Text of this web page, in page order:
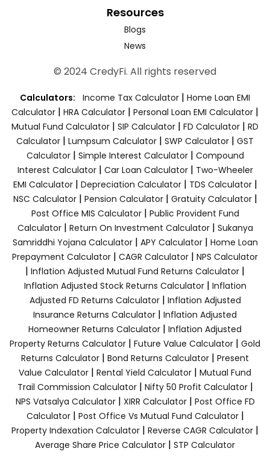
Resources
Blogs
News
© 2024 CredyFi. All rights reserved
Calculators: Income Tax Calculator | Home Loan EMI
Calculator | HRA Calculator | Personal Loan EMI Calculator |
Mutual Fund Calculator | SIP Calculator | FD Calculator | RD
Calculator | Lumpsum Calculator | SWP Calculator | GST
Calculator| Simple Interest Calculator| Compound
Interest Calculator| Car Loan Calculator| Two-Wheeler
EMI Calculator| Depreciation Calculator| TDS Calculator|
NSC Calculator| Pension Calculator| Gratuity Calculator|
Post Office MIS Calculator| Public Provident Fund
Calculator| Return On Investment Calculator| Sukanya
Samriddhi Yojana Calculator| APY Calculator| Home Loan
Prepayment Calculator | CAGR Calculator | NPS Calculator
| Inflation Adjusted Mutual Fund Returns Calculator |
Inflation Adjusted Stock Returns Calculator| Inflation
Adjusted FD Returns Calculator| Inflation Adjusted
Insurance Returns Calculator | Inflation Adjusted
Homeowner Returns Calculator | Inflation Adjusted
Property Returns Calculator | Future Value Calculator | Gold
Returns Calculator | Bond Returns Calculator | Present
Value Calculator | Rental Yield Calculator | Mutual Fund
Trail Commission Calculator| Nifty 50 Profit Calculator|
NPS Vatsalya Calculator| XIRR Calculator| Post Office FD
Calculator| Post Office Vs Mutual Fund Calculator|
Property Indexation Calculator | Reverse CAGR Calculator |
Average Share Price Calculator | STP Calculator